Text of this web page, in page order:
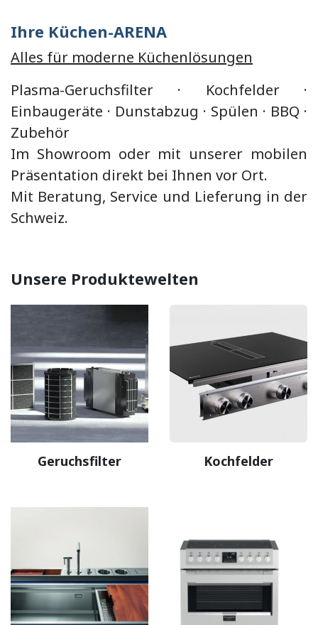
Ihre Küchen-ARENA
Alles für moderne Küchenlösungen
Plasma-Geruchsfilter · Kochfelder ·
Einbaugeräte · Dunstabzug · Spülen · BBQ ·
Zubehör
Im Showroom oder mit unserer mobilen
Präsentation direkt bei Ihnen vor Ort.
Mit Beratung, Service und Lieferung in der
Schweiz.
Unsere Produktewelten
Geruchsfilter Kochfelder